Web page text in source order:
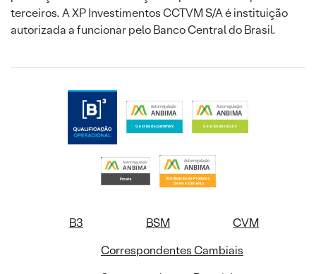
terceiros. A XP Investimentos CCTVM S/A é instituição
autorizada a funcionar pelo Banco Central do Brasil.
B3 BSM
CVM
Correspondentes Cambiais